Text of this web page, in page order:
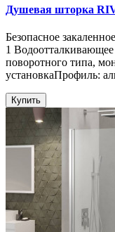
Душевая шторка
Безопасное
1
поворотного типа,
установкаПрофиль:
Купить